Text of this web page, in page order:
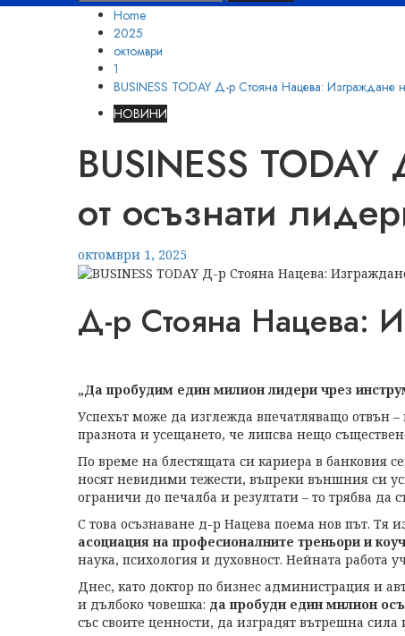
за:
Home
2025
октомври
1
BUSINESS TODAY Д-р Стояна Нацева: Изграждане
НОВИНИ
BUSINESS
от осъзнати
октомври 1, 2025
Д-р Стояна Нацева:
„Да пробудим един милион лидери чрез
Успехът може да изглежда впечатляващо отвън
празнота и усещането, че липсва нещо
По време на блестящата си кариера в банковия
носят невидими тежести, въпреки външния си
ограничи до печалба и резултати – то трябва
С това осъзнаване д-р Нацева поема нов път. Тя
асоциация на професионалните треньори и
наука, психология и духовност. Нейната работа
Днес, като доктор по бизнес администрация и
и дълбоко човешка: да пробуди един милион
със своите ценности, да изградят вътрешна